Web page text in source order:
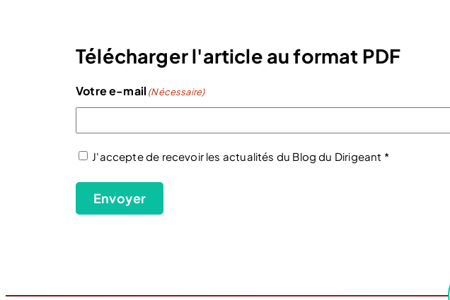
Télécharger l'article au format PDF
Votre e-mail (Nécessaire)
J'accepte de recevoir les actualités du Blog du Dirigeant *
Envoyer